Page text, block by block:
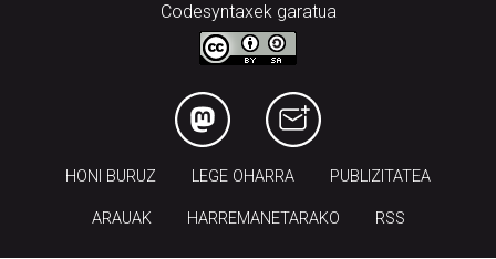
Codesyntaxek garatua
HONI BURUZ LEGE OHARRA PUBLIZITATEA
ARAUAK HARREMANETARAKO RSS